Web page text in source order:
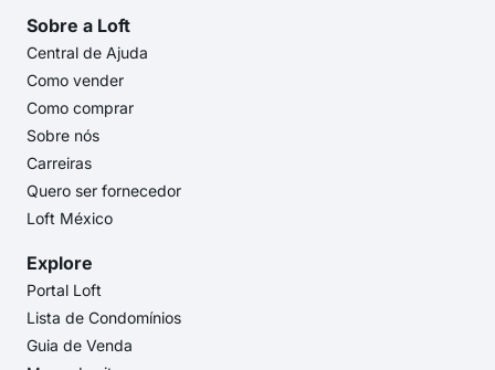
Sobre a Loft
Central de Ajuda
Como vender
Como comprar
Sobre nós
Carreiras
Quero ser fornecedor
Loft México
Explore
Portal Loft
Lista de Condomínios
Guia de Venda